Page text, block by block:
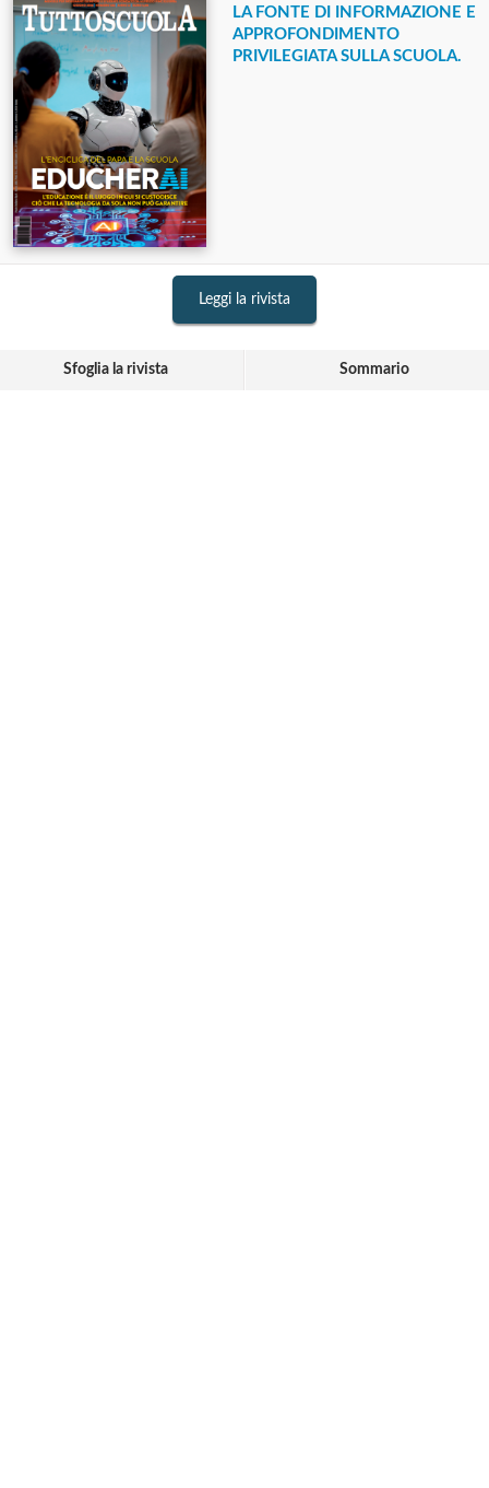
LA FONTE DI INFORMAZIONE E
APPROFONDIMENTO
PRIVILEGIATA SULLA SCUOLA.
Leggi la rivista
Sfoglia la rivista Sommario